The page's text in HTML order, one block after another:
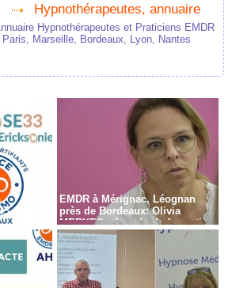
Hypnothérapeutes, annuaire
Hypnothérapeutes et Praticiens EMDR
Paris, Marseille, Bordeaux, Lyon, Nantes
EMDR à Mérignac, Léognan
près de Bordeaux: Olivia
MERKES, chargée de formation